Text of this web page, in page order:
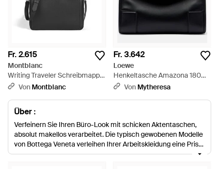
Fr. 2.615
Montblanc
Writing Traveler Schreibmappe
- Schwarz
Von Montblanc
Fr. 3.642
Loewe
Henkeltasche Amazona 180
Medium Aus Leder - Schwarz
Von Mytheresa
Über :
Verfeinern Sie Ihren Büro-Look mit schicken Aktentaschen,
absolut makellos verarbeitet. Die typisch gewobenen Modelle
von Bottega Veneta verleihen Ihrer Arbeitskleidung eine Prise
Luxus, während die glatten Linien vonSaint Laurentund